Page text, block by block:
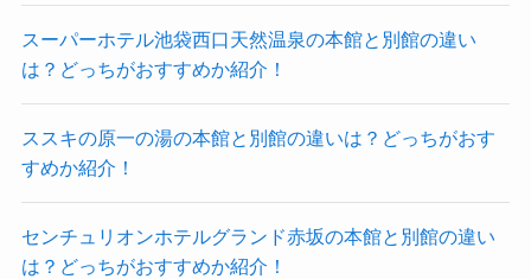
スーパーホテル池袋西口天然温泉の本館と別館の違い
は？どっちがおすすめか紹介！
ススキの原一の湯の本館と別館の違いは？どっちがおす
すめか紹介！
センチュリオンホテルグランド赤坂の本館と別館の違い
は？どっちがおすすめか紹介！